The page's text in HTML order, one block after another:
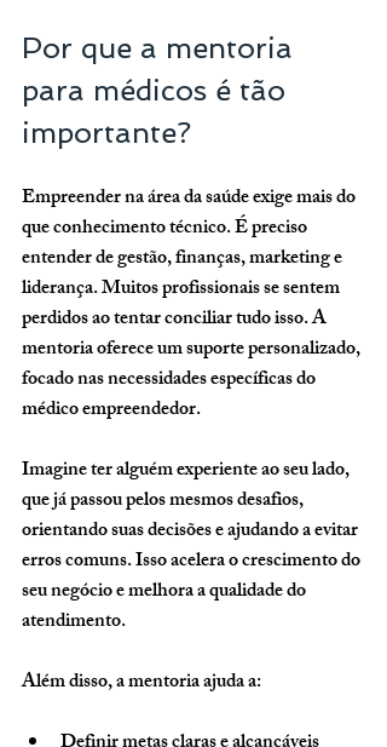
Por que a mentoria
para médicos é tão
importante?
Empreender na área da saúde exige mais do
que conhecimento técnico. É preciso
entender de gestão, finanças, marketing e
liderança. Muitos profissionais se sentem
perdidos ao tentar conciliar tudo isso. A
mentoria oferece um suporte personalizado,
focado nas necessidades específicas do
médico empreendedor.
Imagine ter alguém experiente ao seu lado,
que já passou pelos mesmos desafios,
orientando suas decisões e ajudando a evitar
erros comuns. Isso acelera o crescimento do
seu negócio e melhora a qualidade do
atendimento.
Além disso, a mentoria ajuda a: